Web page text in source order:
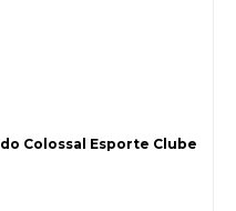
Colossal Esporte Clube